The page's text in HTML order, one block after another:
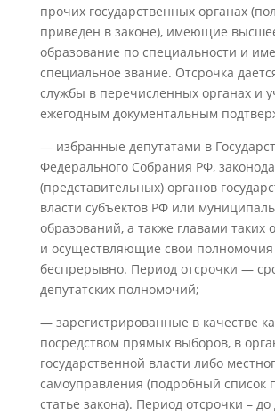
прочих государственных органах
приведен в законе), имеющие
образование по специальности и
специальное звание. Отсрочка
службы в перечисленных органах и
ежегодным документальным
— избранные депутатами в
Федерального Собрания РФ,
(представительных) органов
власти субъектов РФ или
образований, а также главами таких
и осуществляющие свои полномочия
беспрерывно. Период отсрочки —
депутатских полномочий;
— зарегистрированные в качестве
посредством прямых выборов, в
государственной власти либо
самоуправления (подробный список
статье закона). Период отсрочки – до